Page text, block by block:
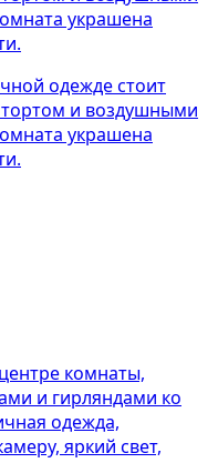
одежде стоит
и воздушными
украшена